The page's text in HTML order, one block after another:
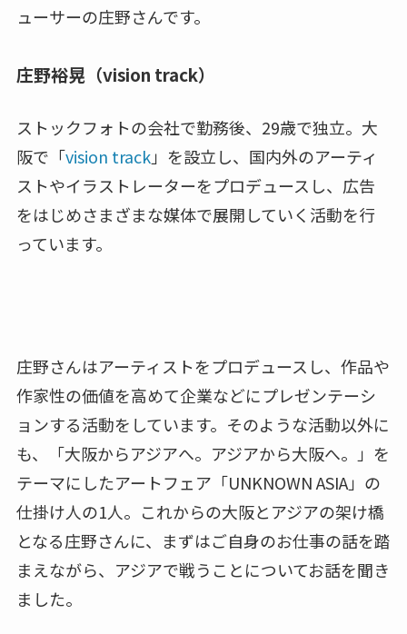
ューサーの庄野さんです。
庄野裕晃（vision track）
ストックフォトの会社で勤務後、29歳で独立。大
阪で「vision track」を設立し、国内外のアーティ
ストやイラストレーターをプロデュースし、広告
をはじめさまざまな媒体で展開していく活動を行
っています。
庄野さんはアーティストをプロデュースし、作品や
作家性の価値を高めて企業などにプレゼンテーシ
ョンする活動をしています。そのような活動以外に
も、「大阪からアジアへ。アジアから大阪へ。」を
テーマにしたアートフェア「UNKNOWN ASIA」の
仕掛け人の1人。これからの大阪とアジアの架け橋
となる庄野さんに、まずはご自身のお仕事の話を踏
まえながら、アジアで戦うことについてお話を聞き
ました。